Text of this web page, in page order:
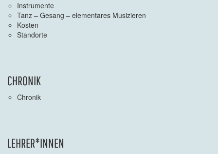
Instrumente
Tanz – Gesang – elementares Musizieren
Kosten
Standorte
CHRONIK
Chronik
LEHRER*INNEN